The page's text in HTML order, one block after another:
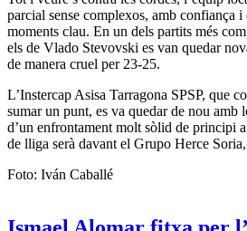
parcial sense complexos, amb confiança
moments clau. En un dels partits més
els de Vlado Stevovski es van quedar
de manera cruel per 23-25.
L’Instercap Asisa Tarragona SPSP, que
sumar un punt, es va quedar de nou amb
d’un enfrontament molt sòlid de principi
de lliga serà davant el Grupo Herce
Foto: Iván Caballé